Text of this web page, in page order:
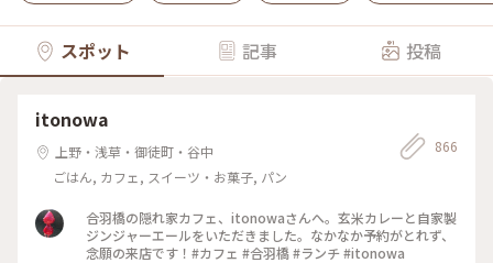
スポット 記事 投稿
itonowa
上野・浅草・御徒町・谷中
ごはん, カフェ, スイーツ・お菓子, パン
866
合羽橋の隠れ家カフェ、itonowaさんへ。玄米カレーと自家製
ジンジャーエールをいただきました。なかなか予約がとれず、
念願の来店です！#カフェ #合羽橋 #ランチ #itonowa